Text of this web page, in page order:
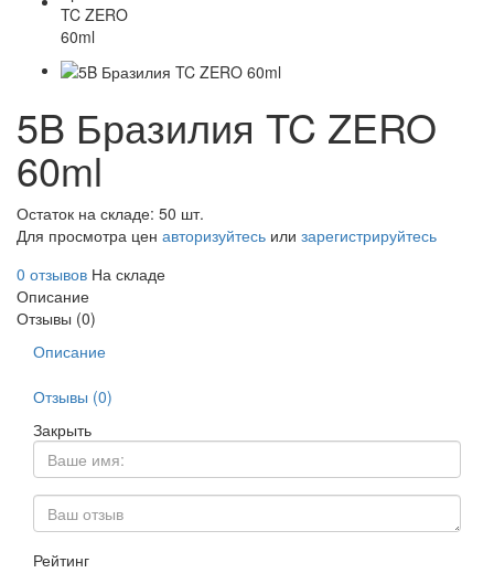
5B Бразилия TC ZERO
60ml
Остаток на складе: 50 шт.
Для просмотра цен авторизуйтесь или зарегистрируйтесь
0 отзывов На складе
Описание
Отзывы (0)
Описание
Отзывы (0)
Закрыть
Рейтинг